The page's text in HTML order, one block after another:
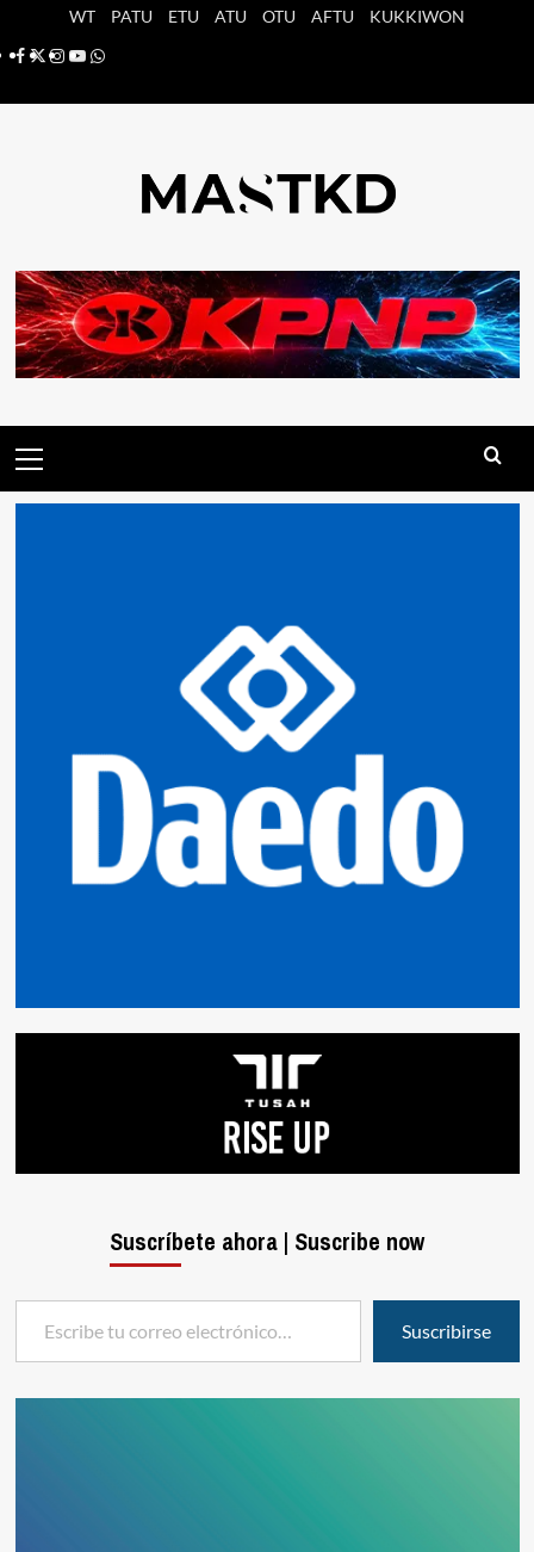
WT PATU ETU ATU OTU AFTU
KUKKIWON
Facebook
X Instagram
YouTube
Whatsapp
principal
Suscríbete ahora | Suscribe now
Escribe tu correo electrónico…
Suscribirse